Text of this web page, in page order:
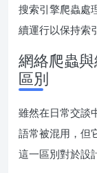
搜索引擎爬蟲處
續運行以保持索
網絡爬蟲
區別
雖然在日常交談
語常被混用，但
這一區別對於設